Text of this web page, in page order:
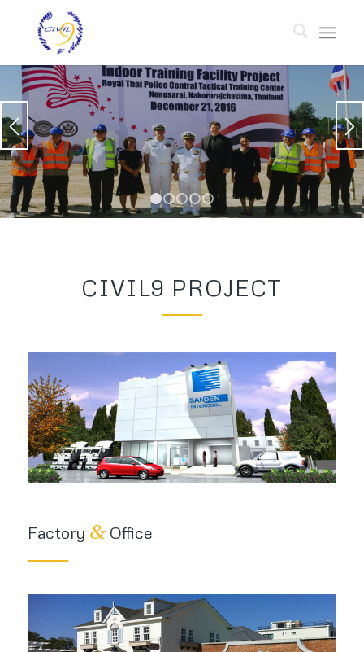
1 2 3 4 5
CIVIL9 PROJECT
Factory &Office